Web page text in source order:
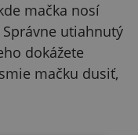
mačka nosí
utiahnutý
dokážete
mačku dusiť,